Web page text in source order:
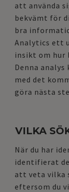
att använda
bekvämt för
bra
Analytics ett
insikt om hur
Denna
med det
göra nästa
VILKA
När du har
identifierat
att veta vilka
eftersom du